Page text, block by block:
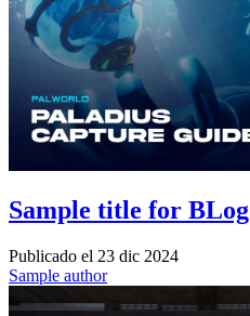
Sample title for BLog
Publicado el 23 dic 2024
Sample author